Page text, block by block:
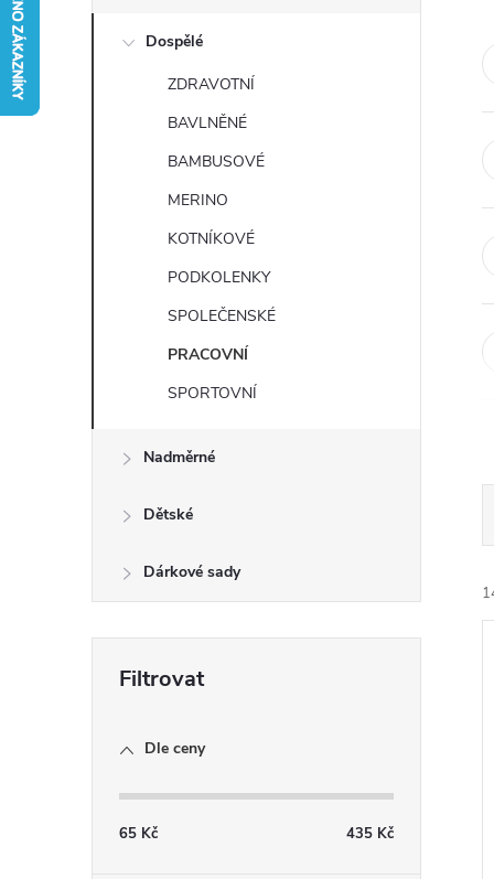
l
Dospělé
ZDRAVOTNÍ
BAVLNĚNÉ
BAMBUSOVÉ
MERINO
KOTNÍKOVÉ
PODKOLENKY
SPOLEČENSKÉ
PRACOVNÍ
SPORTOVNÍ
Nadměrné
Dětské
Dárkové sady
Dle ceny
65 Kč 435 Kč